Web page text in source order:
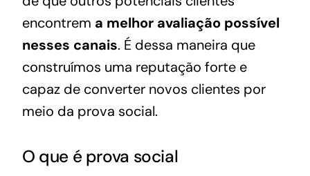
encontrem a melhor avaliação possível
nesses canais. É dessa maneira que
construímos uma reputação forte e
capaz de converter novos clientes por
meio da prova social.
O que é prova social